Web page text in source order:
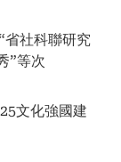
省社科聯研究
”等次
文化強國建